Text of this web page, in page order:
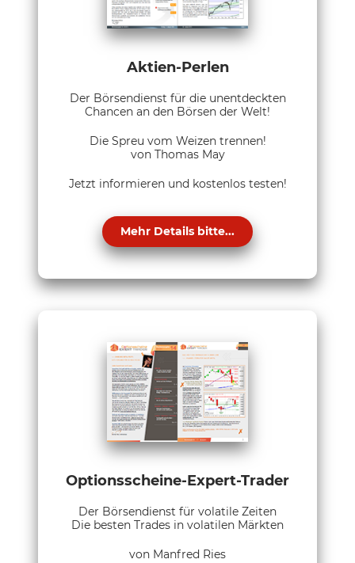
Aktien-Perlen
Der Börsendienst für die unentdeckten
Chancen an den Börsen der Welt!
Die Spreu vom Weizen trennen!
von Thomas May
Jetzt informieren und kostenlos testen!
Mehr Details bitte...
Optionsscheine-Expert-Trader
Der Börsendienst für volatile Zeiten
Die besten Trades in volatilen Märkten
von Manfred Ries